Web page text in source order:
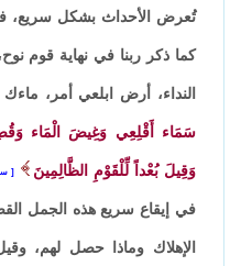
تُعرض الأحداث بشكل سريع،
كما ذكر ربنا في نهاية قوم
النداء، أرض ابلعي أمر، ماءك
سَمَاء أَقْلِعِي وَغِيضَ الْمَاء
وَقِيلَ بُعْداً لِّلْقَوْمِ الظَّالِمِينَ
في إيقاع سريع هذه الجمل
الإهلاك وماذا حصل لهم،